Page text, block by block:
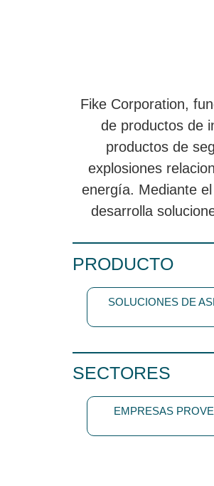
Fike Corporation,
de productos de
productos de
explosiones
energía. Mediante
desarrolla
PRODUCTO
SOLUCIONES DE
SECTORES
EMPRESAS